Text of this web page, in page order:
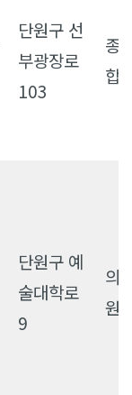
단원구 선
부광장로
103
종
합
단원구 예
술대학로
9
의
원